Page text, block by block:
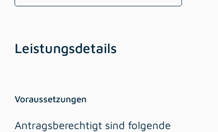
Leistungsdetails
Voraussetzungen
Antragsberechtigt sind folgende